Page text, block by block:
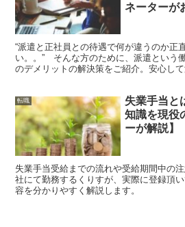
ネーターが
“派遣と正社員との待遇で何が違うのか正
い。。” そんな方のために、派遣という
のデメリットの解決策をご紹介。安心し
転職
失業手当と
知識を現役
ーが解説】
失業手当受給までの流れや受給期間中の
社にて勤務するくりすが、実際に登録頂
容を分かりやすく解説します。